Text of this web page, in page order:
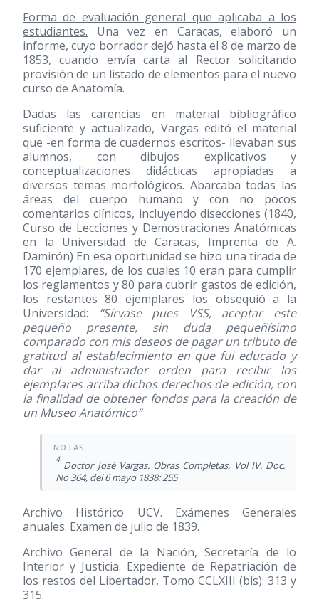
Forma de evaluación general que aplicaba a los
estudiantes. Una vez en Caracas, elaboró un
informe, cuyo borrador dejó hasta el 8 de marzo de
1853, cuando envía carta al Rector solicitando
provisión de un listado de elementos para el nuevo
curso de Anatomía.
Dadas las carencias en material bibliográfico
suficiente y actualizado, Vargas editó el material
que -en forma de cuadernos escritos- llevaban sus
alumnos, con dibujos explicativos y
conceptualizaciones didácticas apropiadas a
diversos temas morfológicos. Abarcaba todas las
áreas del cuerpo humano y con no pocos
comentarios clínicos, incluyendo disecciones (1840,
Curso de Lecciones y Demostraciones Anatómicas
en la Universidad de Caracas, Imprenta de A.
Damirón) En esa oportunidad se hizo una tirada de
170 ejemplares, de los cuales 10 eran para cumplir
los reglamentos y 80 para cubrir gastos de edición,
los restantes 80 ejemplares los obsequió a la
Universidad:
“Sírvase pues VSS, aceptar este
pequeño presente, sin duda pequeñísimo
comparado con mis deseos de pagar un tributo de
gratitud al establecimiento en que fui educado y
dar al administrador orden para recibir los
ejemplares arriba dichos derechos de edición, con
la finalidad de obtener fondos para la creación de
un Museo Anatómico”
4
Doctor José Vargas. Obras Completas, Vol IV. Doc.
No 364, del 6 mayo 1838: 255
Archivo Histórico UCV. Exámenes Generales
anuales. Examen de julio de 1839.
Archivo General de la Nación, Secretaría de lo
Interior y Justicia. Expediente de Repatriación de
los restos del Libertador, Tomo CCLXIII (bis): 313 y
315.